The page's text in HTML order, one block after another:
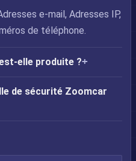
e-mail, Adresses IP,
de téléphone.
elle produite ?
de sécurité Zoomcar